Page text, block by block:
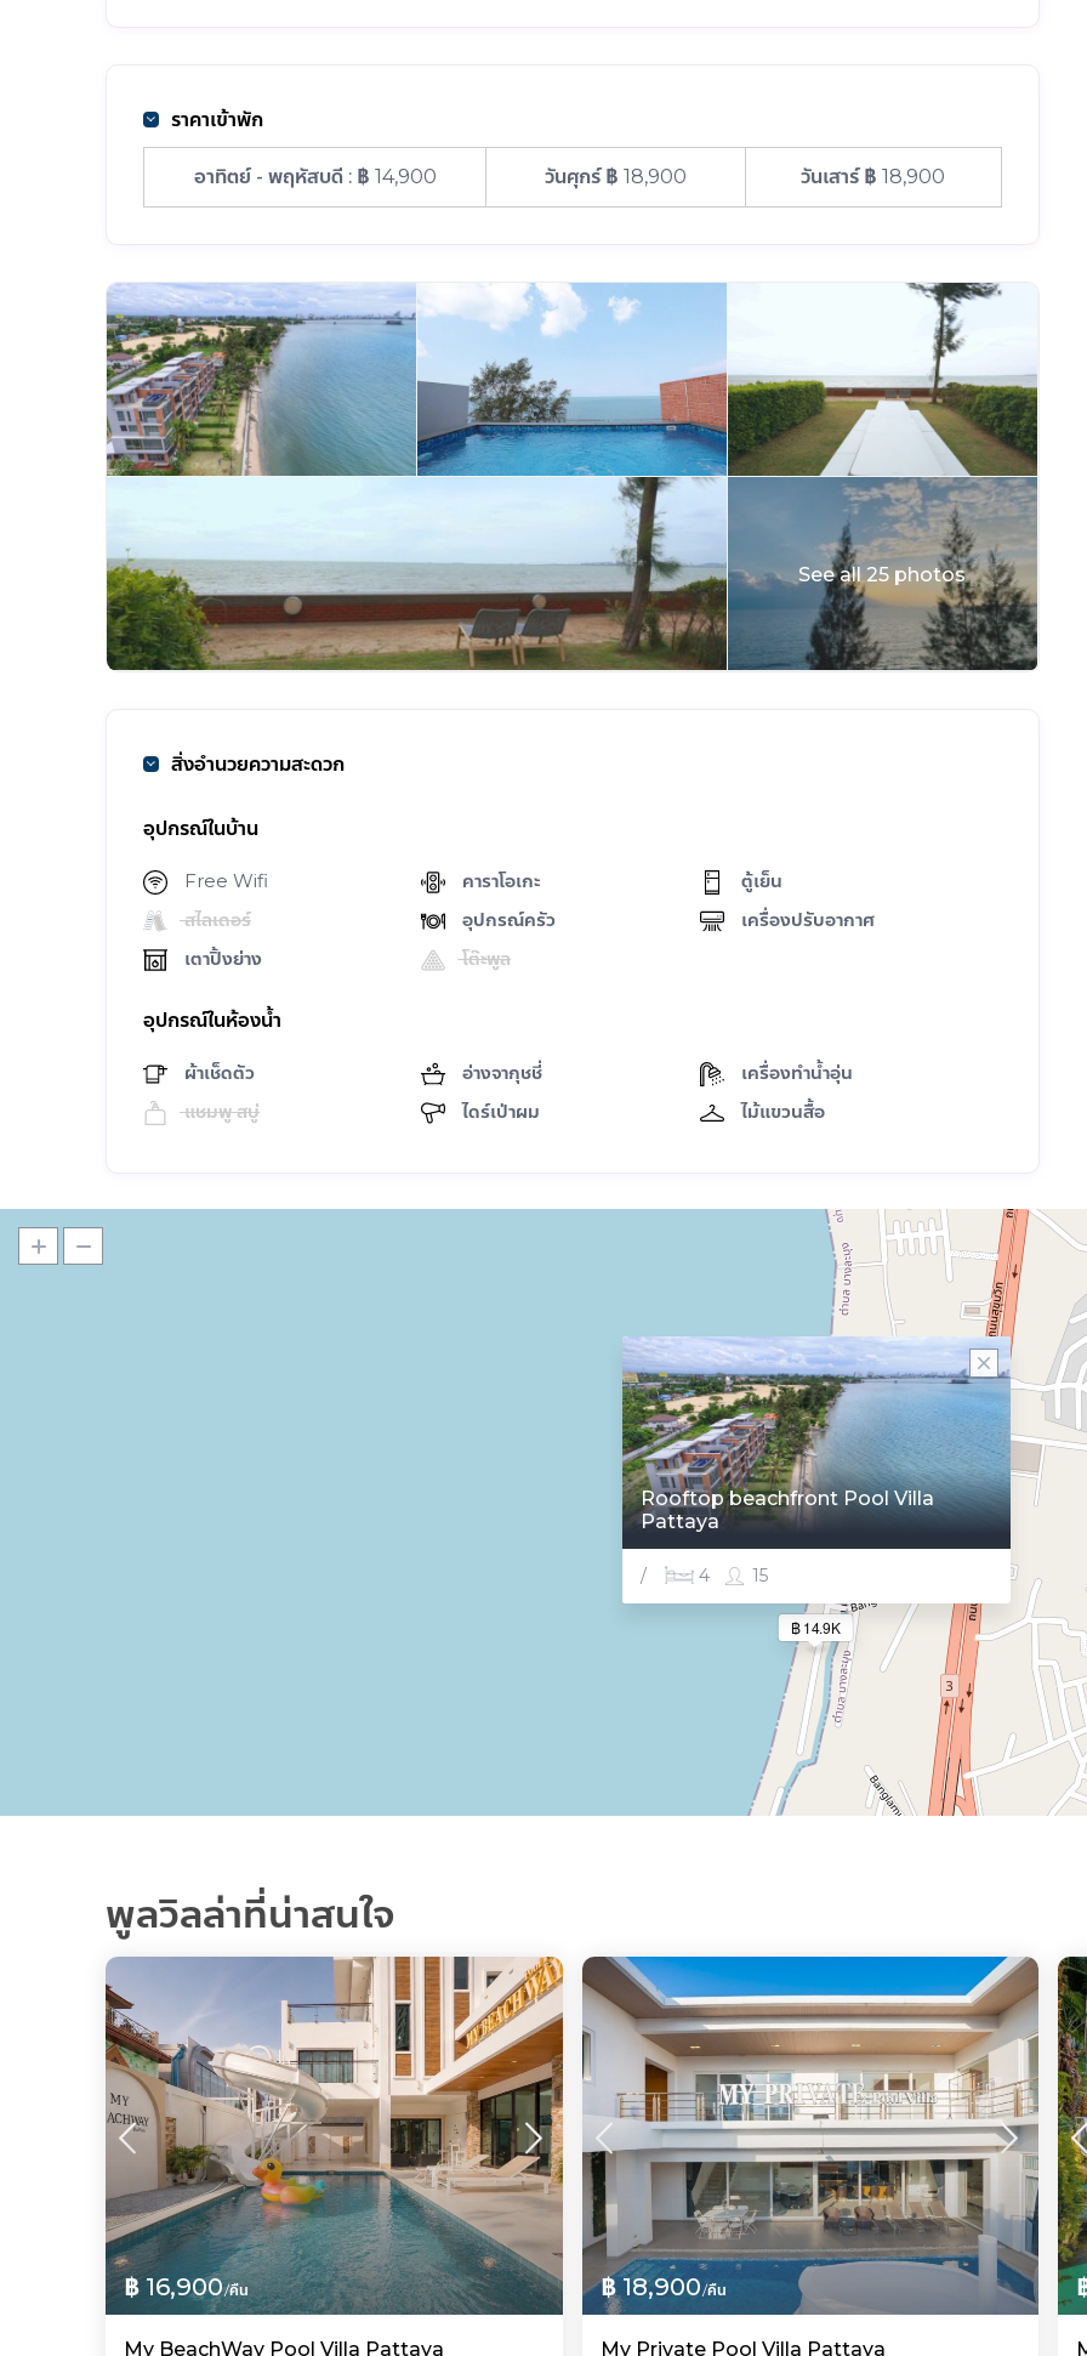
ราคาเข้าพัก
อาทิตย์ - พฤหัสบดี :฿ 14,900 ฿ 18,900 ฿ 18,900
See all 25 photos
สิ่งอำนวยความสะดวก
อุปกรณ์ในบ้าน
Free Wifi คาราโอเกะ
ตู้เย็น
สไลเดอร์
อุปกรณ์ครัว
เครื่องปรับอากาศ
เตาปิ้งย่าง
โต๊ะพูล
อุปกรณ์ในห้องน้ำ
ผ้าเช็ดตัว อ่างจากุชชี่
เครื่องทำน้ำอุ่น
แชมพู สบู่
ไดร์เป่าผม ไม้แขวนสื้อ
฿ 14.9K
Rooftop beachfront Pool Villa
Pattaya
/ 15
4
พูลวิลล่าที่น่าสนใจ
฿ 16,900/คืน
My BeachWay Pool Villa Pattaya
฿ 18,900/คืน
My Private Pool Villa Pattaya